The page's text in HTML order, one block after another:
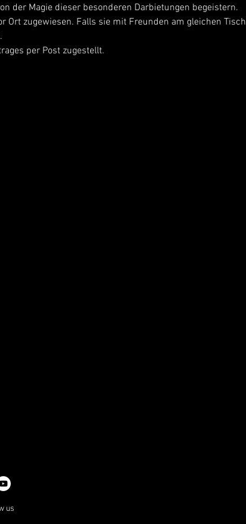
der Magie dieser besonderen Darbietungen begeistern.
Ort zugewiesen. Falls sie mit Freunden am gleichen Tisch
per Post zugestellt.
us